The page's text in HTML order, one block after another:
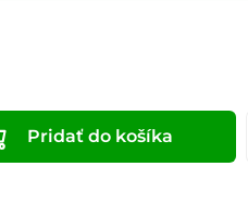
Pridať do košíka